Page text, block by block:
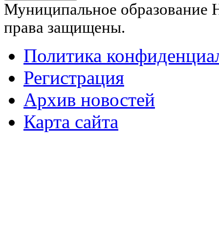
Муниципальное образование
права защищены.
Политика
Регистрация
Архив новостей
Карта сайта